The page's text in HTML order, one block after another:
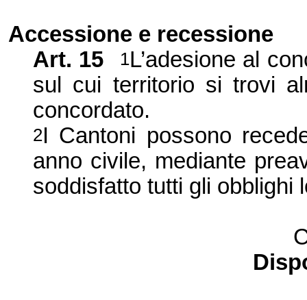
Accessione e recessione
Art. 15
1L’adesione al
sul cui territorio si trovi
concordato.
2I Cantoni possono
anno civile, mediante
soddisfatto tutti gli obblighi